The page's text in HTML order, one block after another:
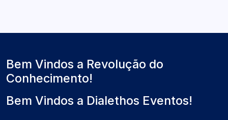
Bem Vindos a Revolução do
Conhecimento!
Bem Vindos a Dialethos Eventos!